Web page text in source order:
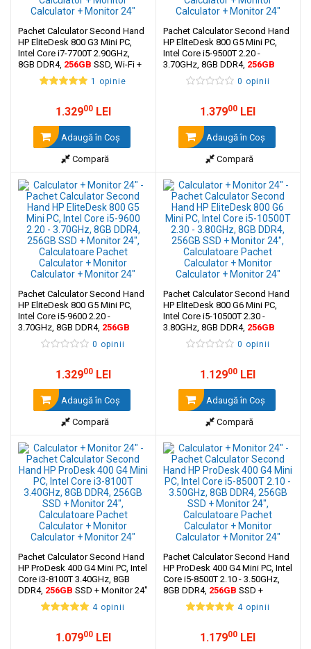
Pachet Calculator Second Hand
HP EliteDesk 800 G3 Mini PC,
Intel Core i7-7700T 2.90GHz,
8GB DDR4, 256GB SSD, Wi-Fi +
Monitor 24"
1 opinie
1.32900LEI
Adaugă în Coş
Compară
Pachet Calculator Second Hand
HP EliteDesk 800 G5 Mini PC,
Intel Core i5-9500T 2.20 -
3.70GHz, 8GB DDR4, 256GB
SSD + Monitor 24"
0 opinii
1.37900 LEI
Adaugă în Coş
Compară
Pachet Calculator Second Hand
HP EliteDesk 800 G5 Mini PC,
Intel Core i5-9600 2.20 -
3.70GHz, 8GB DDR4, 256GB
SSD + Monitor 24"
0 opinii
1.32900LEI
Adaugă în Coş
Compară
Pachet Calculator Second Hand
HP EliteDesk 800 G6 Mini PC,
Intel Core i5-10500T 2.30 -
3.80GHz, 8GB DDR4, 256GB
SSD + Monitor 24"
0 opinii
1.12900 LEI
Adaugă în Coş
Compară
Pachet Calculator Second Hand
HP ProDesk 400 G4 Mini PC, Intel
Core i3-8100T 3.40GHz, 8GB
DDR4, 256GB SSD + Monitor 24"
4 opinii
1.07900LEI
Pachet Calculator Second Hand
HP ProDesk 400 G4 Mini PC, Intel
Core i5-8500T 2.10 - 3.50GHz,
8GB DDR4, 256GB SSD +
Monitor 24"
4 opinii
1.17900 LEI